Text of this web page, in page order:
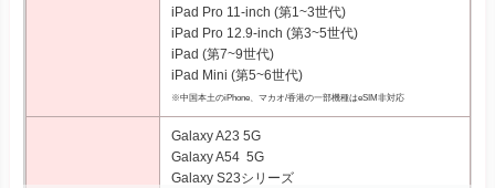
iPad Pro 11‑inch (第1~3世代)
iPad Pro 12.9‑inch (第3~5世代)
iPad (第7~9世代)
iPad Mini (第5~6世代)
※中国本土のiPhone、マカオ/香港の一部機種はeSIM非対応
Galaxy A23 5G
Galaxy A54 5G
Galaxy S23シリーズ